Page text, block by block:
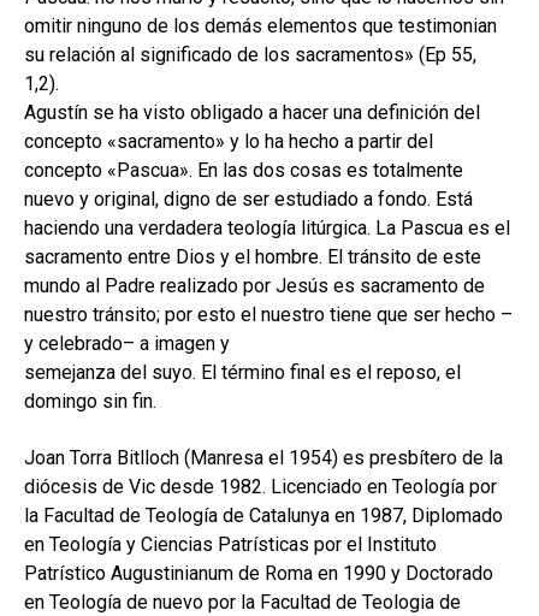
omitir ninguno de los demás elementos que testimonian
su relación al significado de los sacramentos» (Ep 55,
1,2).
Agustín se ha visto obligado a hacer una definición del
concepto «sacramento» y lo ha hecho a partir del
concepto «Pascua». En las dos cosas es totalmente
nuevo y original, digno de ser estudiado a fondo. Está
haciendo una verdadera teología litúrgica. La Pascua es el
sacramento entre Dios y el hombre. El tránsito de este
mundo al Padre realizado por Jesús es sacramento de
nuestro tránsito; por esto el nuestro tiene que ser hecho –
y celebrado– a imagen y
semejanza del suyo. El término final es el reposo, el
domingo sin fin.
Joan Torra Bitlloch (Manresa el 1954) es presbítero de la
diócesis de Vic desde 1982. Licenciado en Teología por
la Facultad de Teología de Catalunya en 1987, Diplomado
en Teología y Ciencias Patrísticas por el Instituto
Patrístico Augustinianum de Roma en 1990 y Doctorado
en Teología de nuevo por la Facultad de Teologia de